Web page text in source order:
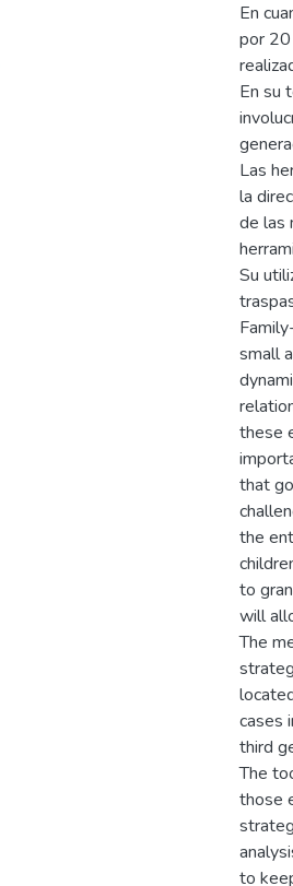
En
por 20
En su
Las
la
de las
Su
small
these
that
the
to
will
The
cases
third
The
those
to